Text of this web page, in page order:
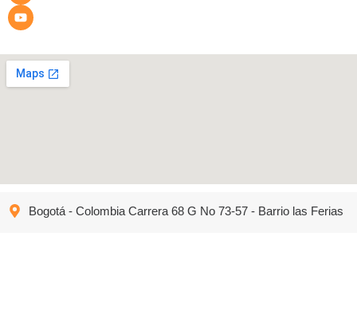
Bogotá - Colombia Carrera 68 G No 73-57 - Barrio las Ferias